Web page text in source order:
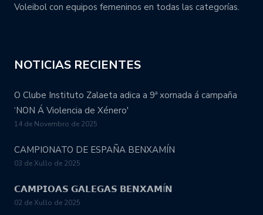
Voleibol con equipos femeninos en todas las categorías.
NOTICIAS RECIENTES
O Clube Instituto Zalaeta adica a 9ª xornada á campaña
‘NON Á Violencia de Xénero'
14 de Novembro de 2025
CAMPIONATO DE ESPAÑA BENXAMÍN
03 de Xullo de 2025
𝗖𝗔𝗠𝗣𝗜𝗢𝗔𝗦 𝗚𝗔𝗟𝗘𝗚𝗔𝗦 𝗕𝗘𝗡𝗫𝗔𝗠Í𝗡
02 de Xullo de 2025